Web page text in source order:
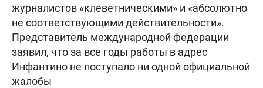
журналистов «клеветническими» и «абсолютно
не соответствующими действительности».
Представитель международной федерации
заявил, что за все годы работы в адрес
Инфантино не поступало ни одной официальной
жалобы